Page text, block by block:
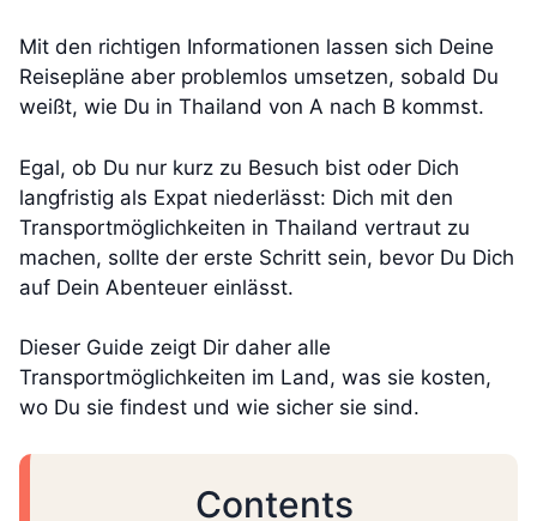
Mit den richtigen Informationen lassen sich Deine
Reisepläne aber problemlos umsetzen, sobald Du
weißt, wie Du in Thailand von A nach B kommst.
Egal, ob Du nur kurz zu Besuch bist oder Dich
langfristig als Expat niederlässt: Dich mit den
Transportmöglichkeiten in Thailand vertraut zu
machen, sollte der erste Schritt sein, bevor Du Dich
auf Dein Abenteuer einlässt.
Dieser Guide zeigt Dir daher alle
Transportmöglichkeiten im Land, was sie kosten,
wo Du sie findest und wie sicher sie sind.
Contents